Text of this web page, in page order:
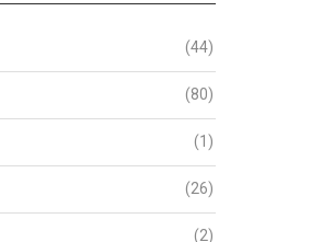
(44)
(80)
(1)
(26)
(2)